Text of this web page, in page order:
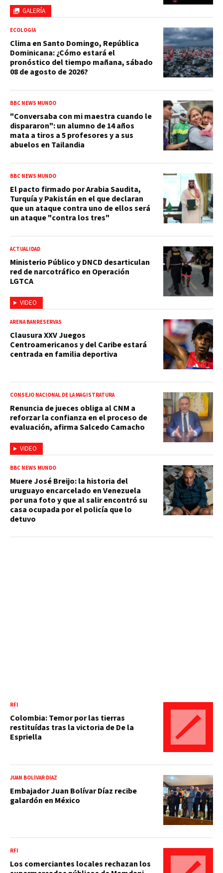
GALERÍA
ECOLOGÍA
Clima en Santo Domingo, República
Dominicana: ¿Cómo estará el
pronóstico del tiempo mañana, sábado
08 de agosto de 2026?
BBC NEWS MUNDO
"Conversaba con mi maestra cuando le
dispararon": un alumno de 14 años
mata a tiros a 5 profesores y a sus
abuelos en Tailandia
BBC NEWS MUNDO
El pacto firmado por Arabia Saudita,
Turquía y Pakistán en el que declaran
que un ataque contra uno de ellos será
un ataque "contra los tres"
VIDEO
ACTUALIDAD
Ministerio Público y DNCD desarticulan
red de narcotráfico en Operación
LGTCA
ARENA BANRESERVAS
Clausura XXV Juegos
Centroamericanos y del Caribe estará
centrada en familia deportiva
VIDEO
CONSEJO NACIONAL DE LA MAGISTRATURA
Renuncia de jueces obliga al CNM a
reforzar la confianza en el proceso de
evaluación, afirma Salcedo Camacho
BBC NEWS MUNDO
Muere José Breijo: la historia del
uruguayo encarcelado en Venezuela
por una foto y que al salir encontró su
casa ocupada por el policía que lo
detuvo
RFI
Colombia: Temor por las tierras
restituídas tras la victoria de De la
Espriella
JUAN BOLÍVAR DÍAZ
Embajador Juan Bolívar Díaz recibe
galardón en México
RFI
Los comerciantes locales rechazan los